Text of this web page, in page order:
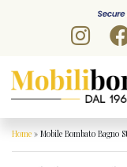
Home » Mobile Bombato Bagno